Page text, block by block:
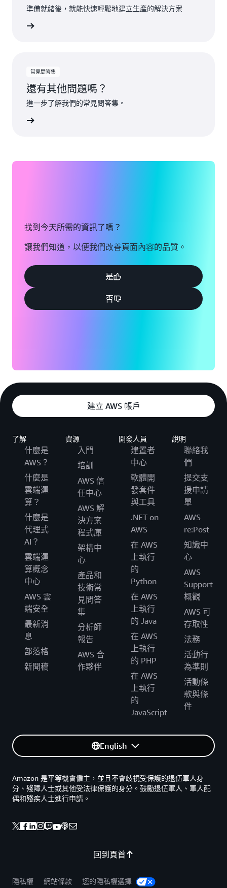
準備就緒後，就能快速輕鬆地建立生產的解決方案
常見問答集
還有其他問題嗎？
進一步了解我們的常見問答集。
找到今天所需的資訊了嗎？
讓我們知道，以便我們改善頁面內容的品質。
是
否
建立 AWS 帳戶
了解
什麼是
AWS？
什麼是
雲端運
算？
什麼是
代理式
AI？
雲端運
算概念
中心
AWS 雲
端安全
最新消
息
部落格
新聞稿
資源
入門
培訓
AWS 信
任中心
AWS 解
決方案
程式庫
架構中
心
產品和
技術常
見問答
集
分析師
報告
AWS 合
作夥伴
開發人員
建置者
中心
軟體開
發套件
與工具
.NET on
AWS
在 AWS
上執行
的
Python
在 AWS
上執行
的 Java
在 AWS
上執行
的 PHP
在 AWS
上執行
的
JavaScript
說明
聯絡我
們
提交支
援申請
單
AWS
re:Post
知識中
心
AWS
Support
概觀
AWS 可
存取性
法務
活動行
為準則
活動條
款與條
件
English
回到頁首
Amazon 是平等機會僱主，並且不會歧視受保護的退伍軍人身
分、殘障人士或其他受法律保護的身分。鼓勵退伍軍人、軍人配
偶和殘疾人士進行申請。
隱私權 網站條款 您的隱私權選擇